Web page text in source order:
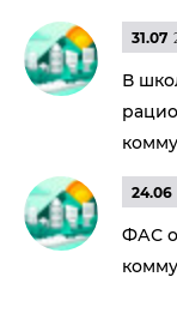
31.07
В
24.06
ФАС